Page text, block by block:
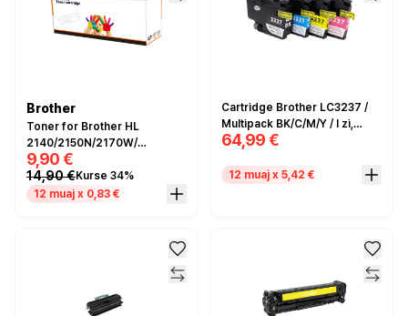
Brother
Toner for Brother HL
2140/2150N/2170W/
DCP7030/7040 (2.6k.)
TN2120 - Compatible
9,90 €
14,90 €Kurse 34%
12 muaj x 0,83 €
Cartridge Brother LC3237 /
Multipack BK/C/M/Y / I zi,
Cyan, Magenta dhe I verdhë /
64,99 €
12 muaj x 5,42 €